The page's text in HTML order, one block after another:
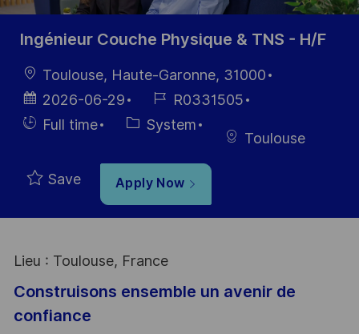
Ingénieur Couche Physique & TNS - H/F
LocationToulouse, Haute-Garonne, 31000
Posted
Date
2026-06-29
Job
Id
R0331505
HiringFull time Category
System
Toulouse
Save Apply Now
Lieu : Toulouse, France
Construisons ensemble un avenir de
confiance